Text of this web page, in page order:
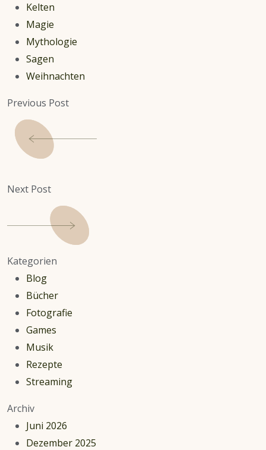
Kelten
Magie
Mythologie
Sagen
Weihnachten
Previous Post
Next Post
Kategorien
Blog
Bücher
Fotografie
Games
Musik
Rezepte
Streaming
Archiv
Juni 2026
Dezember 2025